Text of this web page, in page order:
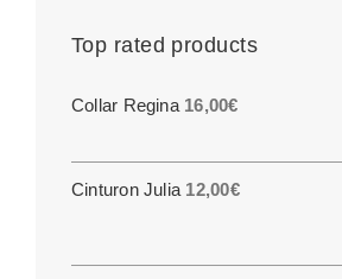
Top rated products
Collar Regina 16,00€
Cinturon Julia 12,00€